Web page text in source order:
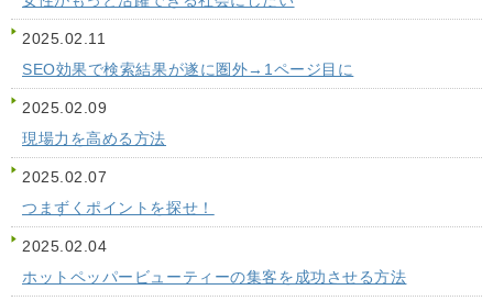
2025.02.11
SEO効果で検索結果が遂に圏外→1ページ目に
2025.02.09
現場力を高める方法
2025.02.07
つまずくポイントを探せ！
2025.02.04
ホットペッパービューティーの集客を成功させる方法